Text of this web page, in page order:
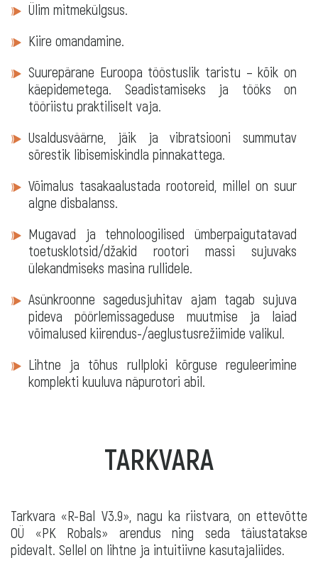
Ülim mitmekülgsus.
Kiire omandamine.
Suurepärane Euroopa tööstuslik taristu – kõik on
käepidemetega. Seadistamiseks ja tööks on
tööriistu praktiliselt vaja.
Usaldusväärne, jäik ja vibratsiooni summutav
sõrestik libisemiskindla pinnakattega.
Võimalus tasakaalustada rootoreid, millel on suur
algne disbalanss.
Mugavad ja tehnoloogilised ümberpaigutatavad
toetusklotsid/džakid rootori massi sujuvaks
ülekandmiseks masina rullidele.
Asünkroonne sagedusjuhitav ajam tagab sujuva
pideva pöörlemissageduse muutmise ja laiad
võimalused kiirendus-/aeglustusrežiimide valikul.
Lihtne ja tõhus rullploki kõrguse reguleerimine
komplekti kuuluva näpurotori abil.
TARKVARA
Tarkvara «R-Bal V3.9», nagu ka riistvara, on ettevõtte
OÜ «PK Robals» arendus ning seda täiustatakse
pidevalt. Sellel on lihtne ja intuitiivne kasutajaliides.